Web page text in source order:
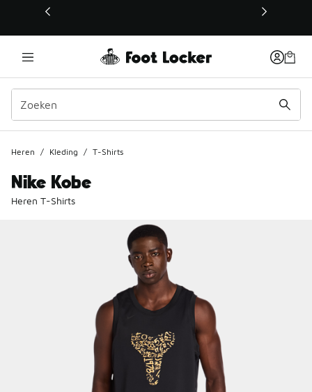
Deze link wordt geopend in een nieuw venster
Heren / Kleding / T-Shirts
Nike Kobe
Heren T-Shirts